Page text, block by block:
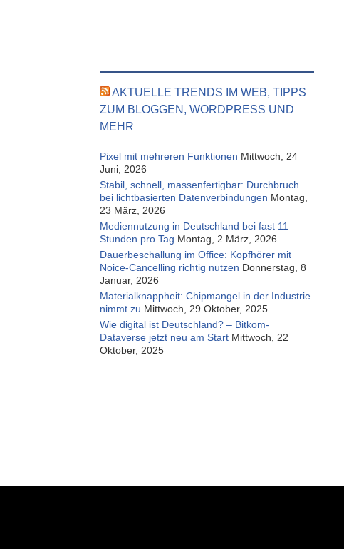
AKTUELLE TRENDS IM WEB, TIPPS
ZUM BLOGGEN, WORDPRESS UND
MEHR
Pixel mit mehreren Funktionen Mittwoch, 24
Juni, 2026
Stabil, schnell, massenfertigbar: Durchbruch
bei lichtbasierten Datenverbindungen Montag,
23 März, 2026
Mediennutzung in Deutschland bei fast 11
Stunden pro Tag Montag, 2 März, 2026
Dauerbeschallung im Office: Kopfhörer mit
Noice-Cancelling richtig nutzen Donnerstag, 8
Januar, 2026
Materialknappheit: Chipmangel in der Industrie
nimmt zu Mittwoch, 29 Oktober, 2025
Wie digital ist Deutschland? – Bitkom-
Dataverse jetzt neu am Start Mittwoch, 22
Oktober, 2025